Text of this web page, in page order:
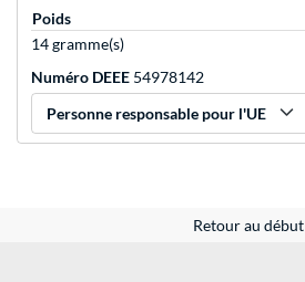
Poids
14 gramme(s)
Numéro DEEE 54978142
Personne responsable pour l'UE
Retour au début